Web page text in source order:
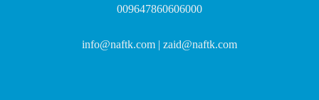
009647860606000
info@naftk.com | zaid@naftk.com